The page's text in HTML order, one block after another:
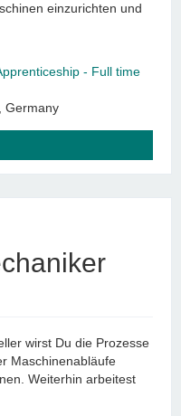
einzurichten und
- Full time
Germany
wirst Du die Prozesse
Maschinenabläufe
Weiterhin arbeitest